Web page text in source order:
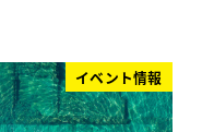
イベント情報